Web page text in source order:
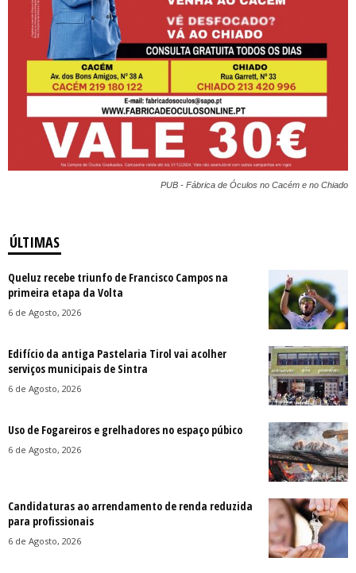
PUB - Fábrica de Óculos no Cacém e no Chiado
ÚLTIMAS
Queluz recebe triunfo de Francisco Campos na
primeira etapa da Volta
6 de Agosto, 2026
Edifício da antiga Pastelaria Tirol vai acolher
serviços municipais de Sintra
6 de Agosto, 2026
Uso de Fogareiros e grelhadores no espaço púbico
6 de Agosto, 2026
Candidaturas ao arrendamento de renda reduzida
para profissionais
6 de Agosto, 2026